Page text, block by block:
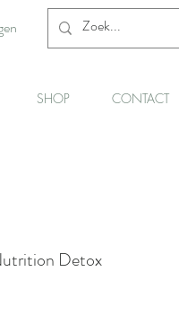
SHOP CONTACT
Detox